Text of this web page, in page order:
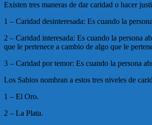
Existen tres maneras de dar caridad o hacer
1 – Caridad desinteresada: Es cuando la
2 – Caridad interesada: Es cuando la persona
que le pertenece a cambio de algo que le
3 – Caridad por temor: Es cuando la persona
Los Sabios nombran a estos tres niveles de
1 – El Oro.
2 – La Plata.